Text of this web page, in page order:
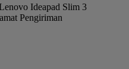
Ideapad Slim 3
Pengiriman